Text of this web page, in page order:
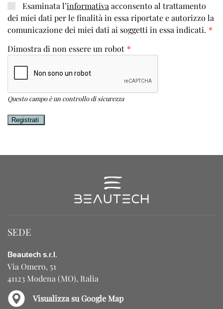
Esaminata l’informativa acconsento al trattamento
dei miei dati per le finalità in essa riportate e autorizzo la
comunicazione dei miei dati ai soggetti in essa indicati. *
Dimostra di non essere un robot *
Questo campo è un controllo di sicurezza
SEDE
Beautech s.r.l.
Via Omero, 51
41123 Modena (MO), Italia
Visualizza su Google Map